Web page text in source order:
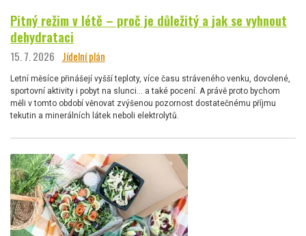
Pitný režim v létě – proč je důležitý a jak se vyhnout
dehydrataci
15. 7. 2026 Jídelní plán
Letní měsíce přinášejí vyšší teploty, více času stráveného venku, dovolené,
sportovní aktivity i pobyt na slunci… a také pocení. A právě proto bychom
měli v tomto období věnovat zvýšenou pozornost dostatečnému příjmu
tekutin a minerálních látek neboli elektrolytů.